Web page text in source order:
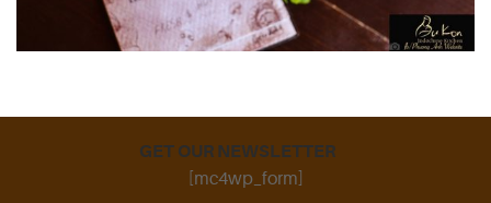
GET OUR NEWSLETTER
[mc4wp_form]